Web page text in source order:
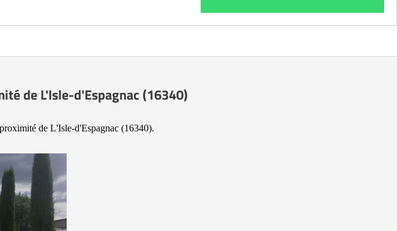
de L'Isle-d'Espagnac (16340)
de L'Isle-d'Espagnac (16340).